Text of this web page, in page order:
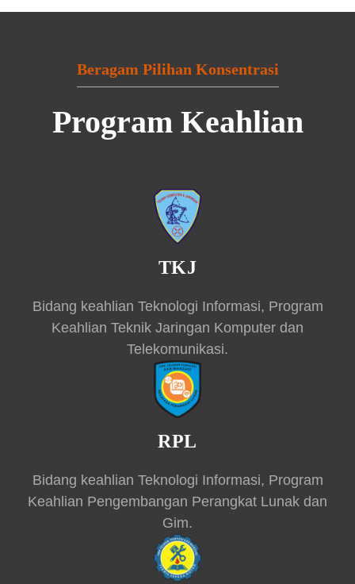
Beragam Pilihan Konsentrasi
Program Keahlian
TKJ
Bidang keahlian Teknologi Informasi, Program
Keahlian Teknik Jaringan Komputer dan
Telekomunikasi.
RPL
Bidang keahlian Teknologi Informasi, Program
Keahlian Pengembangan Perangkat Lunak dan
Gim.